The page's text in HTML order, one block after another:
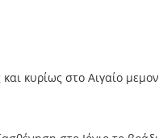
κυρίως στο Αιγαίο